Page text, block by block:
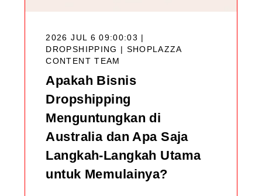
2026 JUL 6 09:00:03 |
DROPSHIPPING | SHOPLAZZA
CONTENT TEAM
Apakah Bisnis
Dropshipping
Menguntungkan di
Australia dan Apa Saja
Langkah-Langkah Utama
untuk Memulainya?